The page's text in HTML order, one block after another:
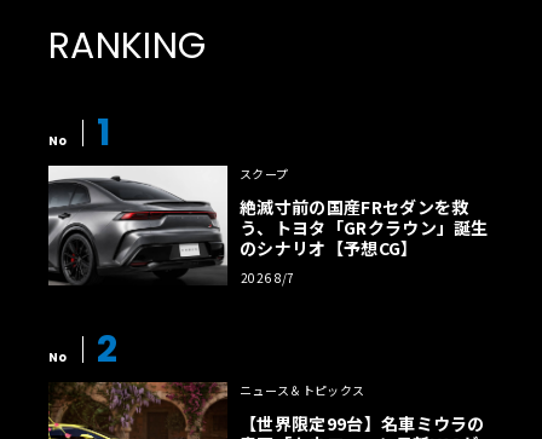
RANKING
No 1
スクープ
絶滅寸前の国産FRセダンを救
う、トヨタ「GRクラウン」誕生
のシナリオ【予想CG】
2026 8/7
No 2
ニュース＆トピックス
【世界限定99台】名車ミウラの